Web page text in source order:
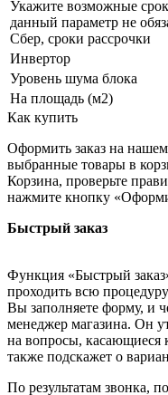
Укажите возможные
данный параметр не
Сбер, сроки рассрочки
Инвертор
Уровень шума блока
На площадь (м2)
Как купить
Оформить заказ на нашем
выбранные товары в
Корзина, проверьте
нажмите кнопку
Быстрый заказ
Функция «Быстрый
проходить всю
Вы заполняете форму, и
менеджер магазина. Он
на вопросы, касающиеся
также подскажет о
По результатам звонка,